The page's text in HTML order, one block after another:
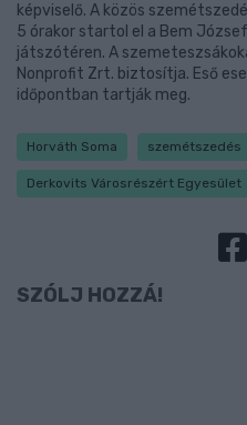
képviselő. A közös
5 órakor startol el a Bem
játszótéren. A
Nonprofit Zrt. biztosítja. Eső
időpontban tartják meg.
Horváth Soma szemétszedés
Derkovits Városrészért Egyesület
SZÓLJ HOZZÁ!